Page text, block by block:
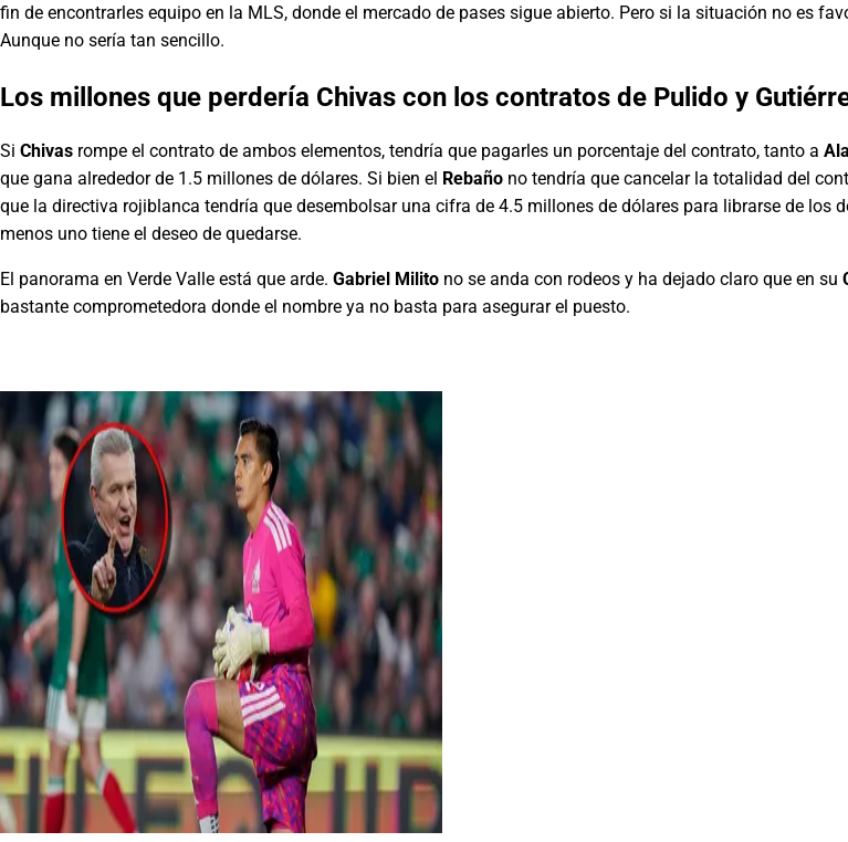
fin de encontrarles equipo en la MLS, donde el mercado de pases sigue abierto. Pero si la situación no es
Aunque no sería tan sencillo.
Los millones que perdería Chivas con los contratos de Pulido y
Si Chivas rompe el contrato de ambos elementos, tendría que pagarles un porcentaje del contrato, tanto a
que gana alrededor de 1.5 millones de dólares. Si bien el Rebaño no tendría que cancelar la totalidad del
que la directiva rojiblanca tendría que desembolsar una cifra de 4.5 millones de dólares para librarse de los
menos uno tiene el deseo de quedarse.
El panorama en Verde Valle está que arde. Gabriel Milito no se anda con rodeos y ha dejado claro que en su
bastante comprometedora donde el nombre ya no basta para asegurar el puesto.